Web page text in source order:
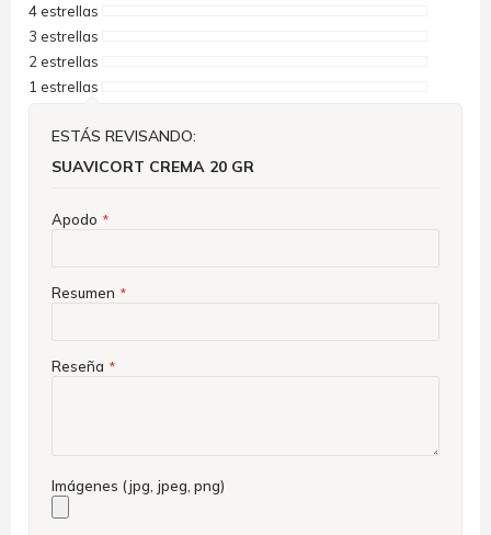
4 estrellas
3 estrellas
2 estrellas
1 estrellas
ESTÁS REVISANDO:
SUAVICORT CREMA 20 GR
Apodo
Resumen
Reseña
Imágenes (jpg, jpeg, png)